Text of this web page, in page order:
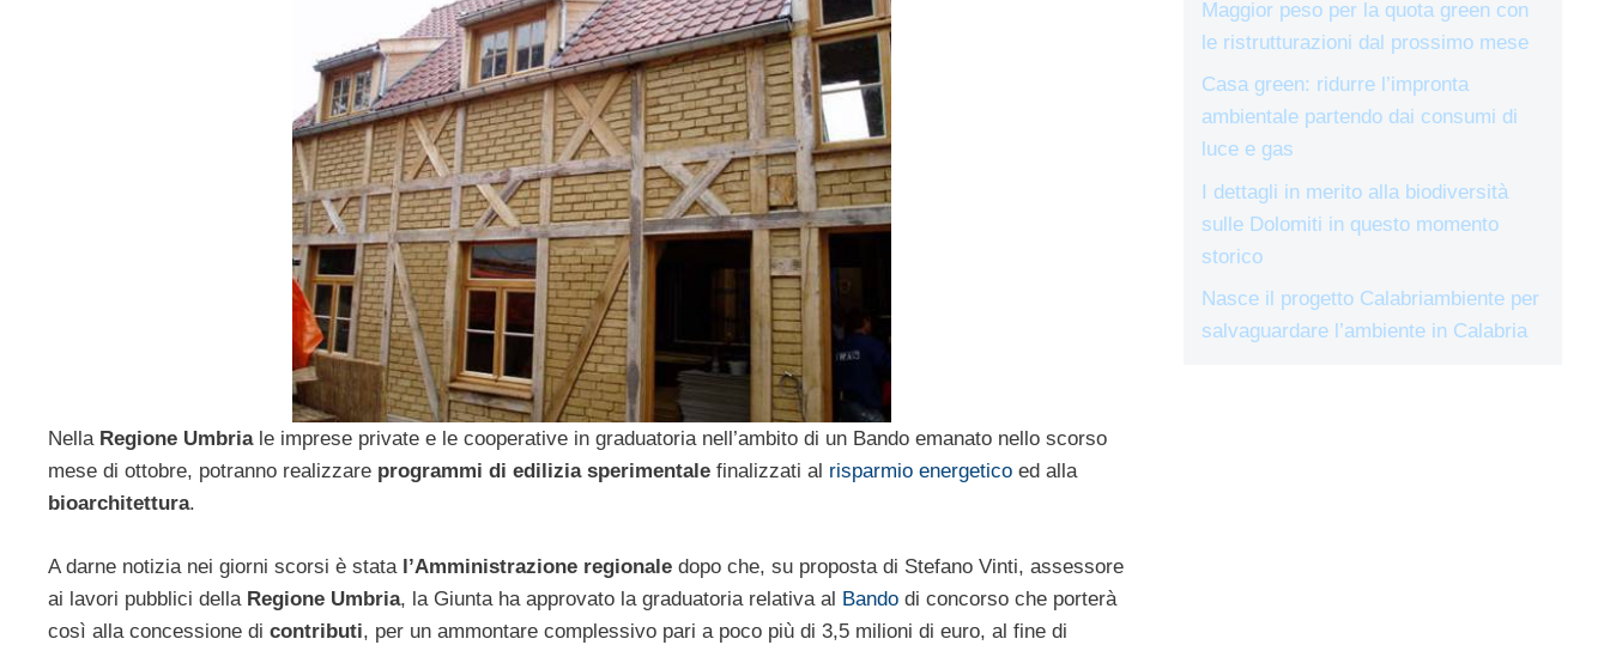
Nella Regione Umbriale imprese private e le cooperative in graduatoria nell’ambito di un Bando emanato nello scorso
mese di ottobre, potranno realizzare programmi di edilizia sperimentale finalizzati al risparmio energetico ed alla
bioarchitettura.
A darne notizia nei giorni scorsi è stata l’Amministrazione regionale dopo che, su proposta di Stefano Vinti, assessore
ai lavori pubblici della Regione Umbria, la Giunta ha approvato la graduatoria relativa al Bando di concorso che porterà
così alla concessione di contributi, per un ammontare complessivo pari a poco più di 3,5 milioni di euro, al fine di
Maggior peso per la quota green con
le ristrutturazioni dal prossimo mese
Casa green: ridurre l’impronta
ambientale partendo dai consumi di
luce e gas
I dettagli in merito alla biodiversità
sulle Dolomiti in questo momento
storico
Nasce il progetto Calabriambiente per
salvaguardare l’ambiente in Calabria